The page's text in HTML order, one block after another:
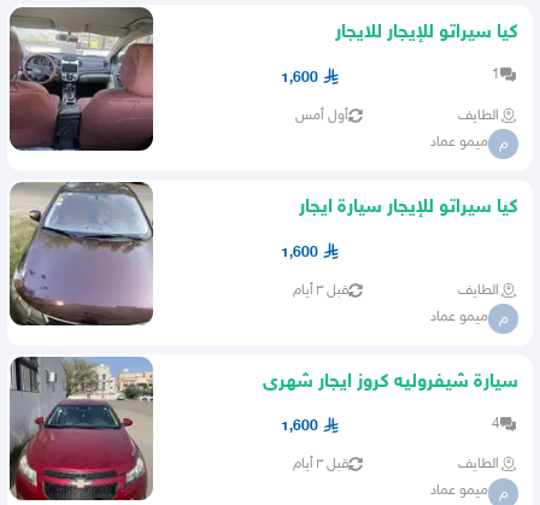
كيا سيراتو للإيجار للايجار
1
1,600
الطايف أول أمس
م ميمو عماد
كيا سيراتو للإيجار سيارة ايجار
1,600
الطايف قبل ٣ أيام
م ميمو عماد
سيارة شيفروليه كروز ايجار شهرى
4
1,600
الطايف قبل ٣ أيام
م ميمو عماد